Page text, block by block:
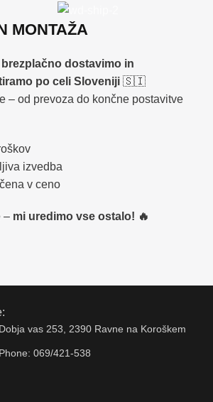
MONTAŽA
brezplačno dostavimo in
po celi Sloveniji 🇸🇮
– od prevoza do končne postavitve
izvedba
v ceno
– mi uredimo vse ostalo! 🔥
Dobja vas 253, 2390 Ravne na Koroškem
Phone: 069/421-538